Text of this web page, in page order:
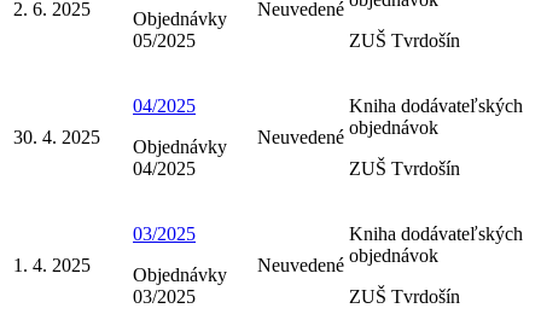
2. 6. 2025
Objednávky
05/2025
Neuvedené
ZUŠ Tvrdošín
30. 4. 2025
04/2025
Objednávky
04/2025
Neuvedené
Kniha dodávateľských
objednávok
ZUŠ Tvrdošín
1. 4. 2025
03/2025
Objednávky
03/2025
Neuvedené
Kniha dodávateľských
objednávok
ZUŠ Tvrdošín